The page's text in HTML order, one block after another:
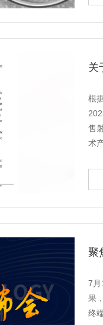
关
根
售
术
聚
7月
果
终